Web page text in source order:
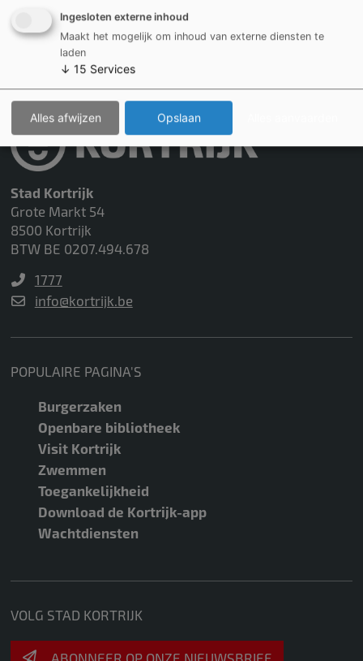
Iets fout of onduidelijk gezien op deze pagina?
Laat het ons weten!
Stad Kortrijk
Grote Markt 54
8500 Kortrijk
BTW BE 0207.494.678
1777
info@kortrijk.be
POPULAIRE PAGINA'S
Burgerzaken
Openbare bibliotheek
Visit Kortrijk
Zwemmen
Toegankelijkheid
Download de Kortrijk-app
Wachtdiensten
VOLG STAD KORTRIJK
Ingesloten externe inhoud
Maakt het mogelijk om inhoud van externe diensten te
laden
↓ 15 Services
Alles afwijzen Opslaan